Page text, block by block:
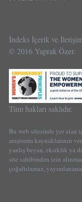
İndeks İçerik ve
© 2016 Yaprak Özer.
Tüm hakları saklıdır.
Bu web sitesinde yer alan
araştırma kaynaklarının
yanlış beyan, eksiklik ya
site sahibinden izin
çoğaltılamaz,